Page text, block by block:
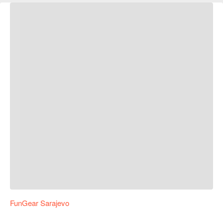
FunGear Sarajevo